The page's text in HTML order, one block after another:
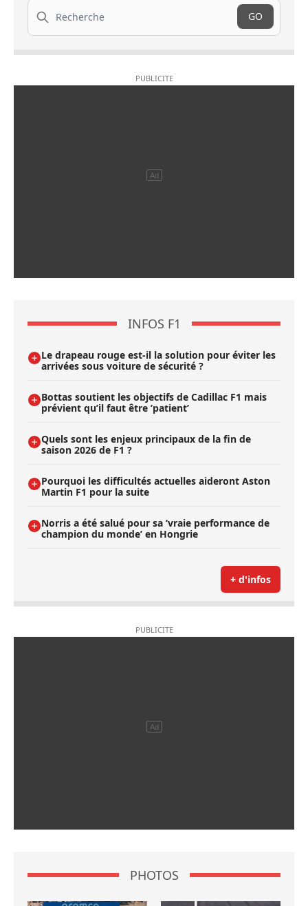
Recherche
GO
INFOS F1
Le drapeau rouge est-il la solution pour éviter les
arrivées sous voiture de sécurité ?
Bottas soutient les objectifs de Cadillac F1 mais
prévient qu’il faut être ’patient’
Quels sont les enjeux principaux de la fin de
saison 2026 de F1 ?
Pourquoi les difficultés actuelles aideront Aston
Martin F1 pour la suite
Norris a été salué pour sa ’vraie performance de
champion du monde’ en Hongrie
+ d'infos
PHOTOS